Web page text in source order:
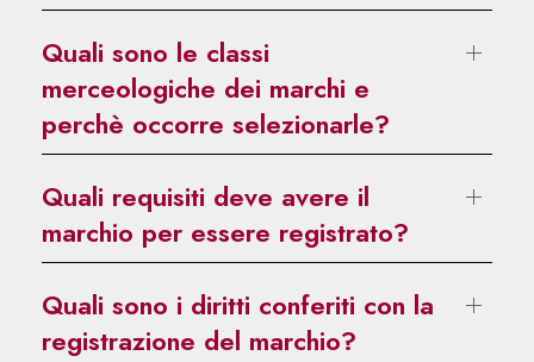
Quali sono le classi
merceologiche dei marchi e
perchè occorre selezionarle?
Quali requisiti deve avere il
marchio per essere registrato?
Quali sono i diritti conferiti con la
registrazione del marchio?